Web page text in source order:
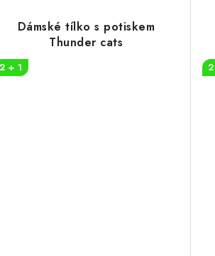
Dámské tílko s potiskem
Thunder cats
2 + 1